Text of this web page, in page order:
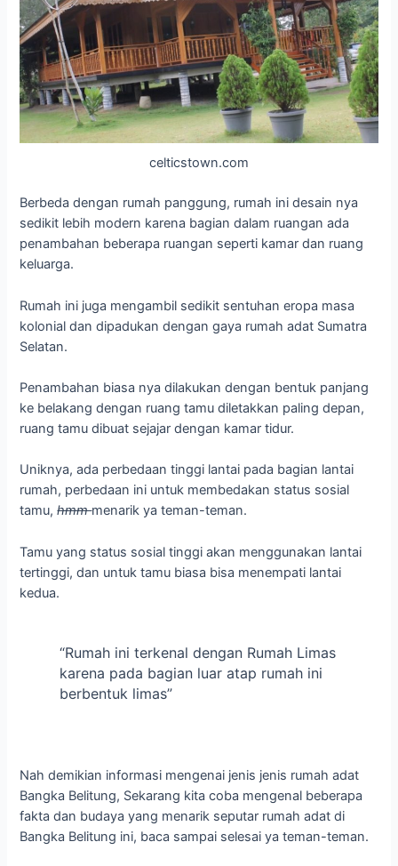
celticstown.com
Berbeda dengan rumah panggung, rumah ini desain nya
sedikit lebih modern karena bagian dalam ruangan ada
penambahan beberapa ruangan seperti kamar dan ruang
keluarga.
Rumah ini juga mengambil sedikit sentuhan eropa masa
kolonial dan dipadukan dengan gaya rumah adat Sumatra
Selatan.
Penambahan biasa nya dilakukan dengan bentuk panjang
ke belakang dengan ruang tamu diletakkan paling depan,
ruang tamu dibuat sejajar dengan kamar tidur.
Uniknya, ada perbedaan tinggi lantai pada bagian lantai
rumah, perbedaan ini untuk membedakan status sosial
tamu,hmmmenarik ya teman-teman.
Tamu yang status sosial tinggi akan menggunakan lantai
tertinggi, dan untuk tamu biasa bisa menempati lantai
kedua.
“Rumah ini terkenal dengan Rumah Limas
karena pada bagian luar atap rumah ini
berbentuk limas”
Nah demikian informasi mengenai jenis jenis rumah adat
Bangka Belitung, Sekarang kita coba mengenal beberapa
fakta dan budaya yang menarik seputar rumah adat di
Bangka Belitung ini, baca sampai selesai ya teman-teman.